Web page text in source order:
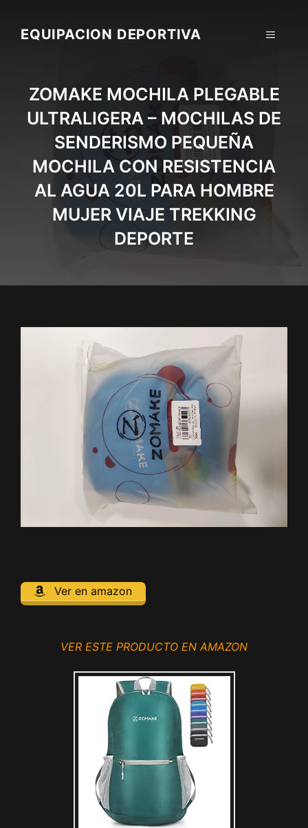
contentEQUIPACION DEPORTIVA MENU
ZOMAKE MOCHILA PLEGABLE
ULTRALIGERA – MOCHILAS DE
SENDERISMO PEQUEÑA
MOCHILA CON RESISTENCIA
AL AGUA 20L PARA HOMBRE
MUJER VIAJE TREKKING
DEPORTE
Ver en amazon
VER ESTE PRODUCTO EN AMAZON